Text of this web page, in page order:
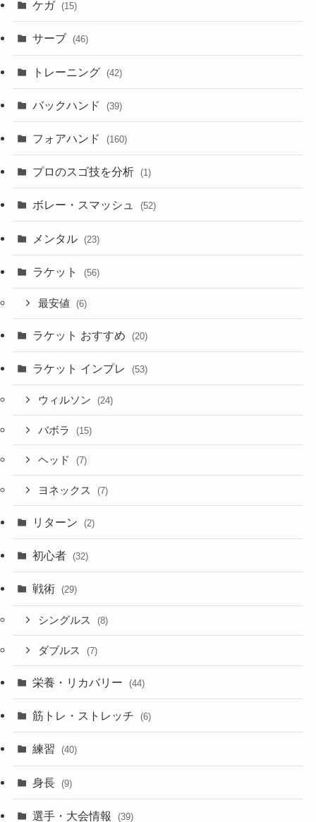
ケガ (15)
サーブ (46)
トレーニング (42)
バックハンド (39)
フォアハンド (160)
プロのスゴ技を分析 (1)
ボレー・スマッシュ (52)
メンタル (23)
ラケット (56)
最安値 (6)
ラケット おすすめ (20)
ラケット インプレ (53)
ウィルソン (24)
バボラ (15)
ヘッド (7)
ヨネックス (7)
リターン (2)
初心者 (32)
戦術 (29)
シングルス (8)
ダブルス (7)
栄養・リカバリー (44)
筋トレ・ストレッチ (6)
練習 (40)
身長 (9)
選手・大会情報 (39)